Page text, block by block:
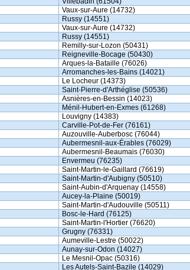
Vaux-sur-Aure (14732)
Russy (14551)
Vaux-sur-Aure (14732)
Russy (14551)
Remilly-sur-Lozon (50431)
Reigneville-Bocage (50430)
Arques-la-Bataille (76026)
Arromanches-les-Bains (14021)
Le Locheur (14373)
Saint-Pierre-d'Arthéglise (50536)
Asnières-en-Bessin (14023)
Ménil-Hubert-en-Exmes (61268)
Louvigny (14383)
Carville-Pot-de-Fer (76161)
Auzouville-Auberbosc (76044)
Aubermesnil-aux-Érables (76029)
Aubermesnil-Beaumais (76030)
Envermeu (76235)
Saint-Martin-le-Gaillard (76619)
Saint-Martin-d'Aubigny (50510)
Saint-Aubin-d'Arquenay (14558)
Aucey-la-Plaine (50019)
Saint-Martin-d'Audouville (50511)
Bosc-le-Hard (76125)
Saint-Martin-l'Hortier (76620)
Grugny (76331)
Aumeville-Lestre (50022)
Aunay-sur-Odon (14027)
Le Mesnil-Opac (50316)
Les Autels-Saint-Bazile (14029)